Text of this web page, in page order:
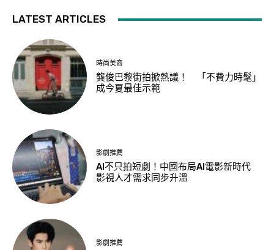
LATEST ARTICLES
時尚美容
龔俊巴黎街拍掀熱議！ 「不費力時髦」
成今夏最佳示範
影劇推薦
AI不只拍短劇！中國布局AI電影新時代
影視人才需求同步升溫
影劇推薦